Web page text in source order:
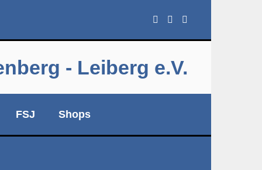
- Leiberg e.V.
FSJ Shops